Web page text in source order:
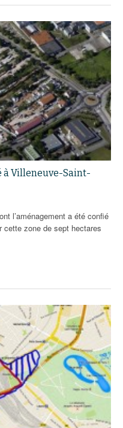
à Villeneuve-Saint-
l’aménagement a été confié
zone de sept hectares